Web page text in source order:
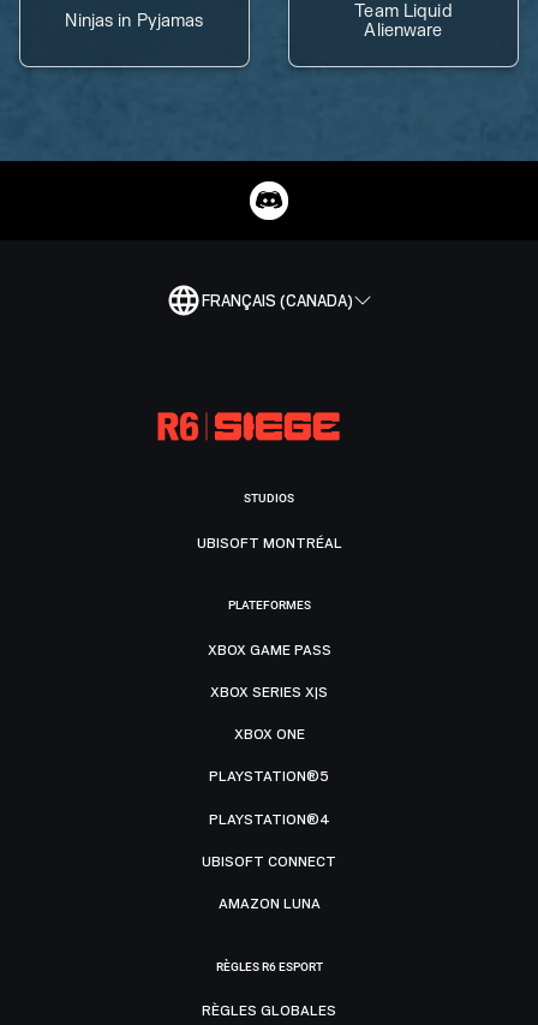
Ninjas in Pyjamas
Team Liquid
Alienware
FRANÇAIS (CANADA)
STUDIOS
UBISOFT MONTRÉAL
PLATEFORMES
XBOX GAME PASS
XBOX SERIES X|S
XBOX ONE
PLAYSTATION®5
PLAYSTATION®4
UBISOFT CONNECT
AMAZON LUNA
RÈGLES R6 ESPORT
RÈGLES GLOBALES